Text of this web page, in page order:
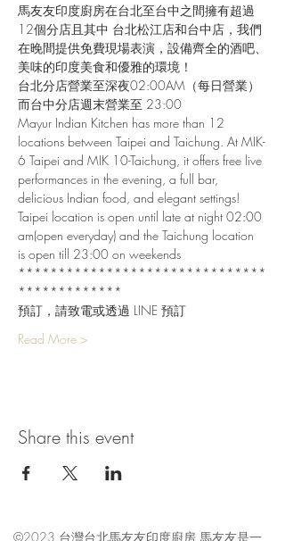
馬友友印度廚房在台北至台中之間擁有超過
12個分店且其中 台北松江店和台中店，我們
在晚間提供免費現場表演，設備齊全的酒吧、
美味的印度美食和優雅的環境！
台北分店營業至深夜02:00AM（每日營業）
而台中分店週末營業至 23:00
Mayur Indian Kitchen has more than 12
locations between Taipei and Taichung. At MIK-
6 Taipei and MIK 10-Taichung, it offers free live
performances in the evening, a full bar,
delicious Indian food, and elegant settings!
Taipei location is open until late at night 02:00
am(open everyday) and the Taichung location
is open till 23:00 on weekends
*******************************
*************
預訂，請致電或透過 LINE 預訂
Read More >
Share this event
©2023 台灣台北馬友友印度廚房 馬友友是一